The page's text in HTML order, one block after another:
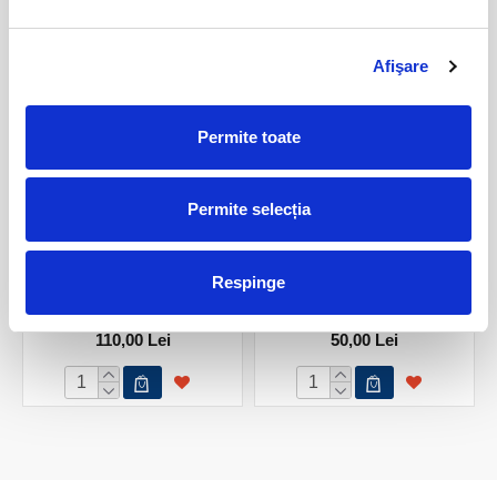
Afişare
Permite toate
Permite selecția
Respinge
PRODUSE ASEMANATOARE
110,00 Lei
50,00 Lei